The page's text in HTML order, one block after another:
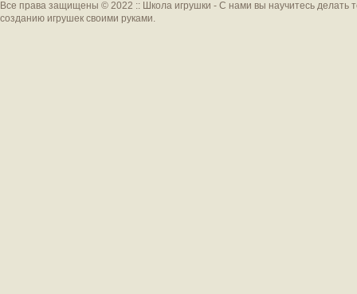
Все права защищены © 2022 :: Школа игрушки - С нами вы научитесь делать
созданию игрушек своими руками.